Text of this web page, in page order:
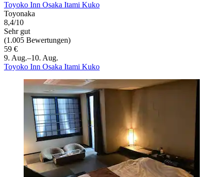
Toyoko Inn Osaka Itami Kuko
Toyonaka
8,4/10
Sehr gut
(1.005 Bewertungen)
59 €
9. Aug.–10. Aug.
Toyoko Inn Osaka Itami Kuko